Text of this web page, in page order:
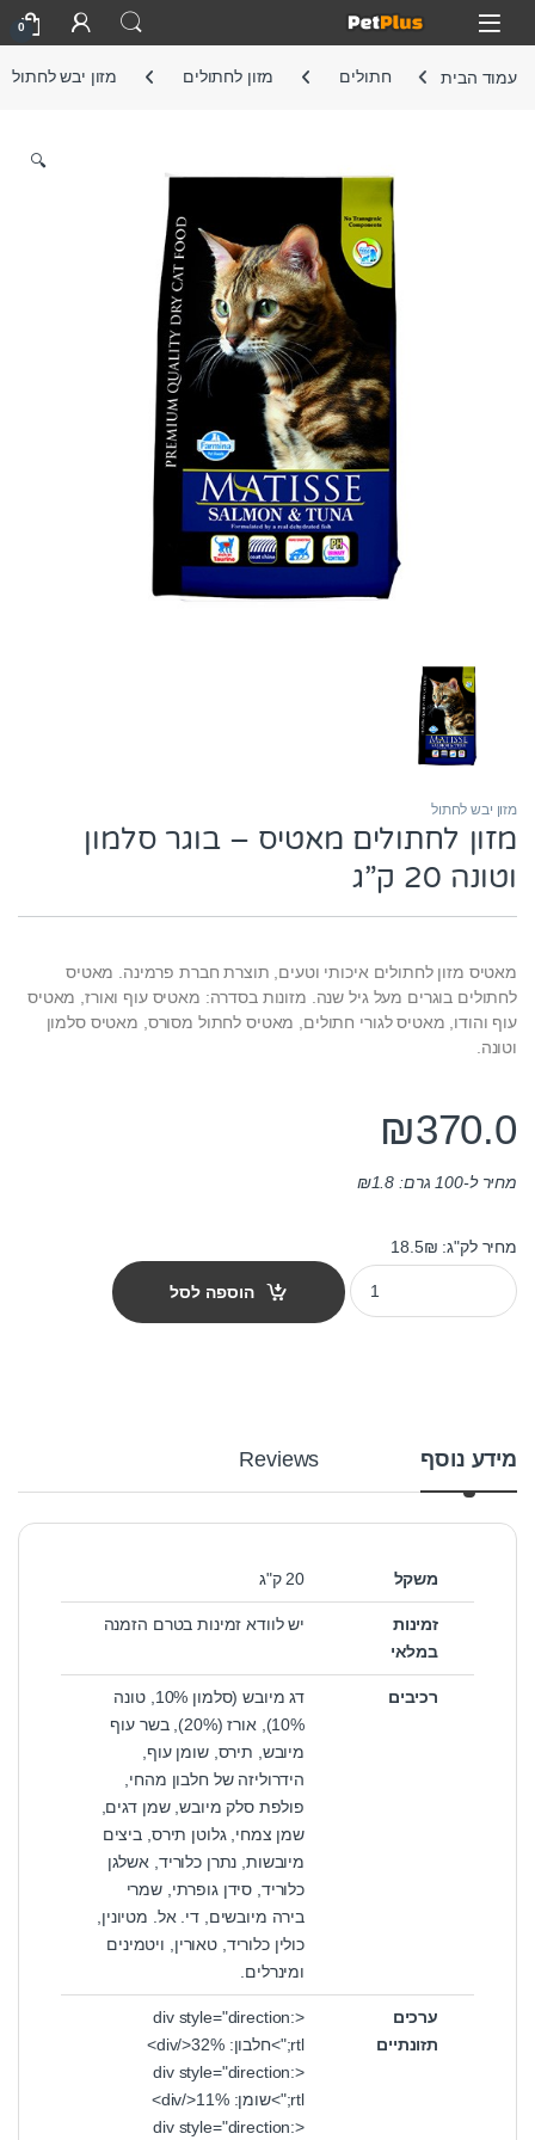
Skip to navigation
Skip to content
Open
0
עמוד הבית חתולים מזון לחתולים מזון יבש לחתול
🔍
מזון יבש לחתול
מזון לחתולים מאטיס – בוגר סלמון
וטונה 20 ק”ג
מאטיס מזון לחתולים איכותי וטעים, תוצרת חברת פרמינה. מאטיס
לחתולים בוגרים מעל גיל שנה. מזונות בסדרה: מאטיס עוף ואורז, מאטיס
עוף והודו, מאטיס לגורי חתולים, מאטיס לחתול מסורס, מאטיס סלמון
וטונה.
₪370.0
מחיר ל-100 גרם: ₪1.8
מחיר לק"ג: 18.5₪
מזון לחתולים מאטיס - בוגר סלמון וטונה 20 ק"ג quantity
הוספה לסל
מידע נוסף Reviews
משקל 20 ק"ג
זמינות
במלאי
יש לוודא זמינות בטרם הזמנה
רכיבים
דג מיובש (סלמון 10%, טונה
10%), אורז (20%), בשר עוף
מיובש, תירס, שומן עוף,
הידרוליזה של חלבון מהחי,
פולפת סלק מיובש, שמן דגים,
שמן צמחי, גלוטן תירס, ביצים
מיובשות, נתרן כלוריד, אשלגן
כלוריד, סידן גופרתי, שמרי
בירה מיובשים, די. אל. מטיונין,
כולין כלוריד, טאורין, ויטמינים
ומינרלים.
ערכים
תזונתיים
<div style="direction:
rtl;">חלבון: 32%</div>
<div style="direction:
rtl;">שומן: 11%</div>
<div style="direction: